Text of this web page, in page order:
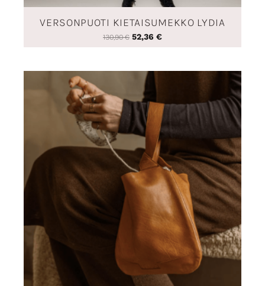
VERSONPUOTI KIETAISUMEKKO LYDIA
130,90€ 52,36 €